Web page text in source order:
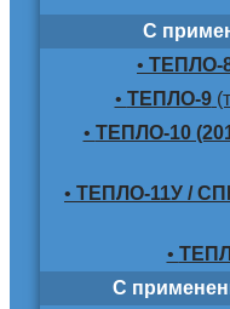
С
• ТЕПЛО-
• ТЕПЛО-9
• ТЕПЛО-10
• ТЕПЛО-11У /
•
С